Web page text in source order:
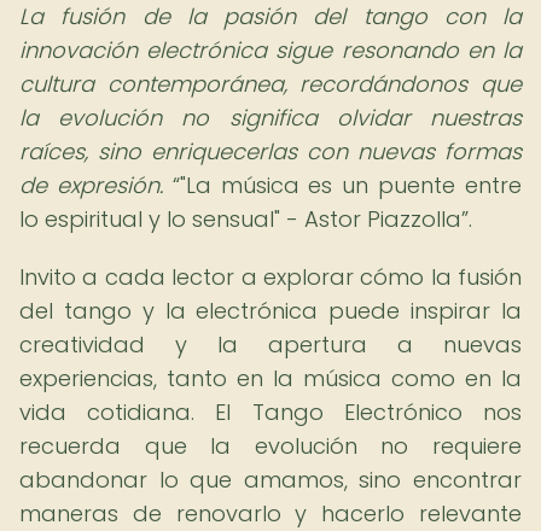
La fusión de la pasión del tango con la
innovación electrónica sigue resonando en la
cultura contemporánea, recordándonos que
la evolución no significa olvidar nuestras
raíces, sino enriquecerlas con nuevas formas
de expresión. "La música es un puente entre
lo espiritual y lo sensual" - Astor Piazzolla .
Invito a cada lector a explorar cómo la fusión
del tango y la electrónica puede inspirar la
creatividad y la apertura a nuevas
experiencias, tanto en la música como en la
vida cotidiana. El Tango Electrónico nos
recuerda que la evolución no requiere
abandonar lo que amamos, sino encontrar
maneras de renovarlo y hacerlo relevante